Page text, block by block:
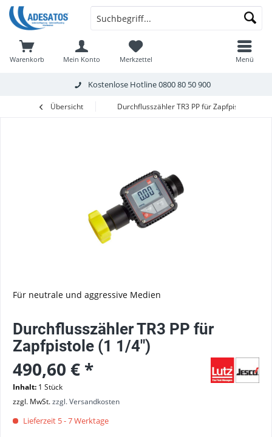
Kostenlose Hotline0800 80 50 900
Warenkorb Merkzettel
Mein Konto Menü
Übersicht Durchflusszähler TR3 PP für Zapfpistole (1 1/
Für neutrale und aggressive Medien
Durchflusszähler TR3 PP für
Zapfpistole (1 1/4")
490,60 € *
Inhalt: 1 Stück
zzgl. MwSt.zzgl. Versandkosten
Lieferzeit 5 - 7 Werktage